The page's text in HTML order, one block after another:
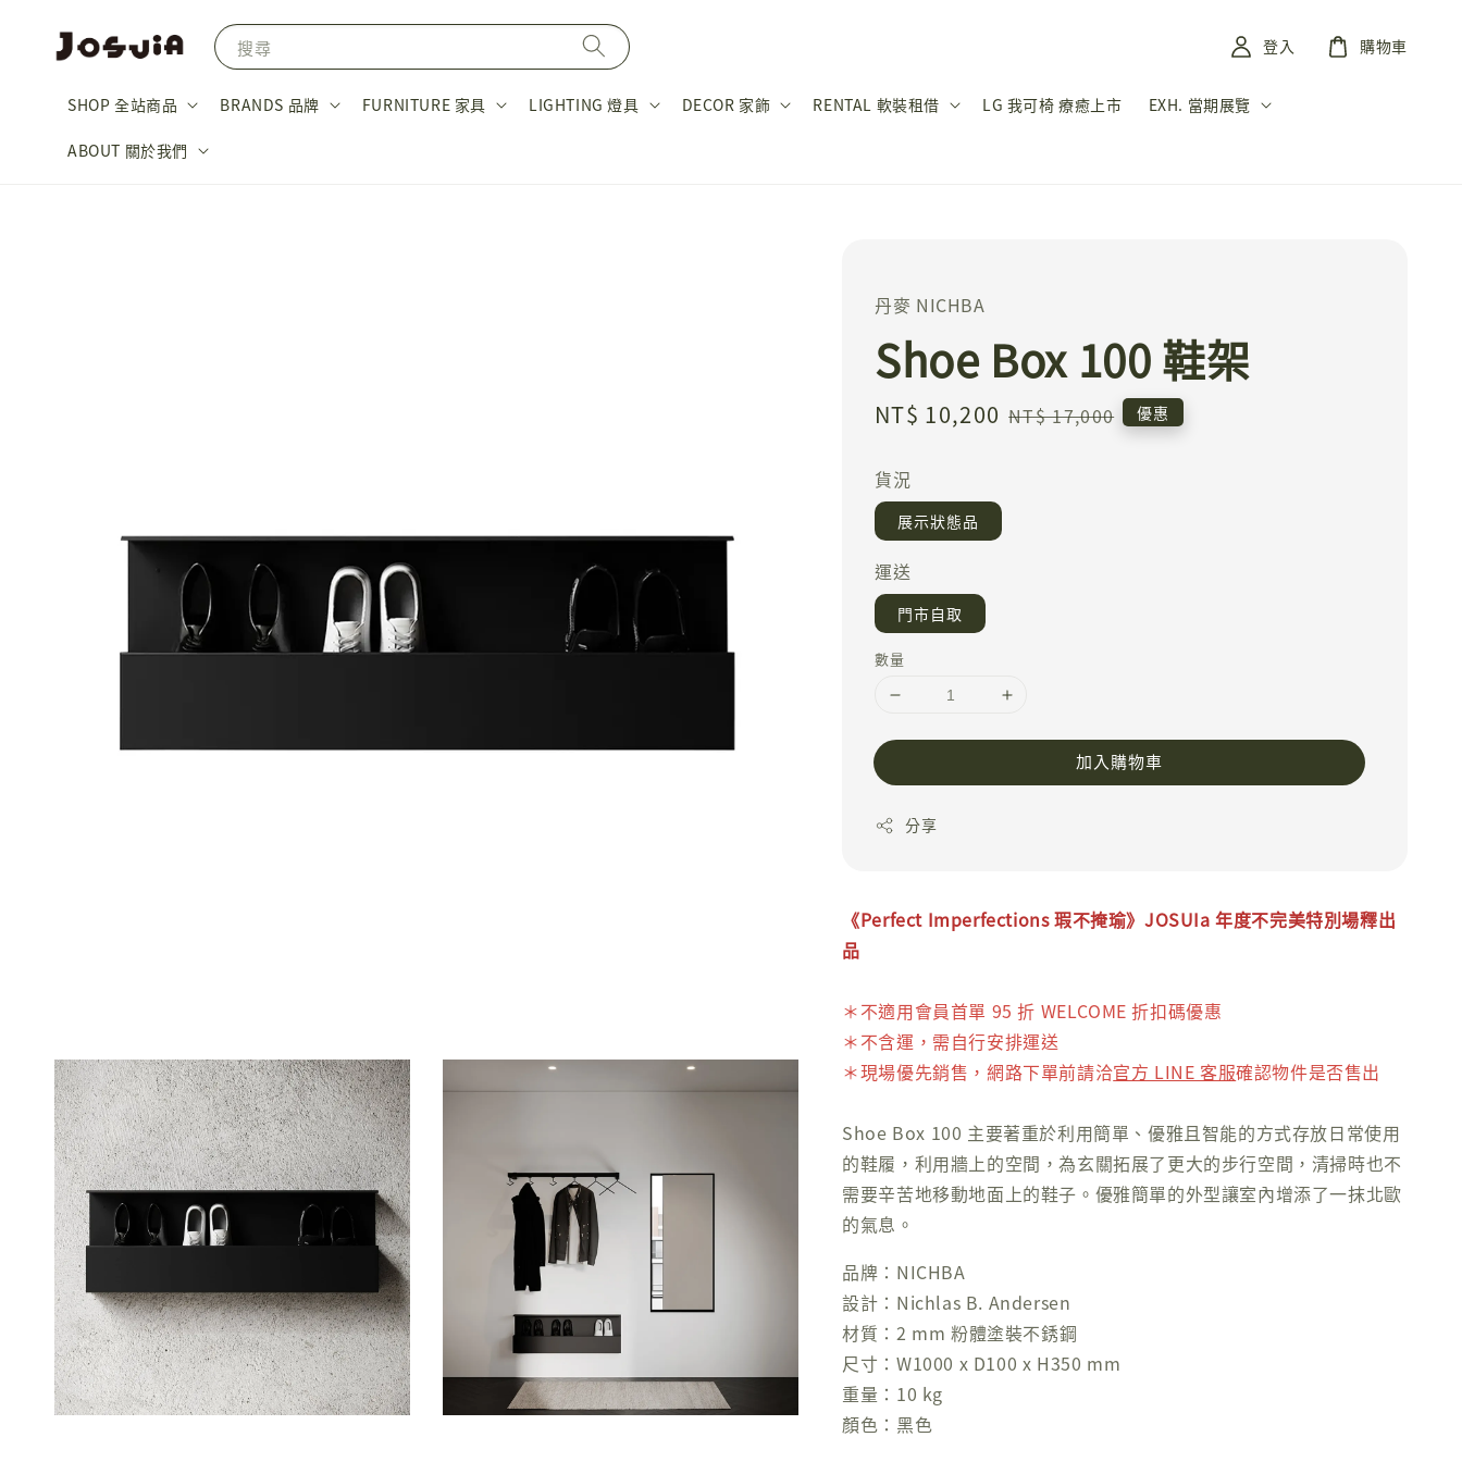
搜尋
SHOP 全站商品 BRANDS 品牌 FURNITURE 家具 LIGHTING 燈具 DECOR 家飾 RENTAL 軟裝租借 LG 我可椅 療癒上市 EXH. 當期展覽
ABOUT 關於我們
登入 購物車
丹麥 NICHBA
Shoe Box 100 鞋架
Sale
NT$ 10,200 Regular
NT$ 17,000 優惠
貨況
展示狀態品
運送
門市自取
數量
加入購物車
分享
《Perfect Imperfections瑕不掩瑜》JOSUIa 年度不完美特別場釋出
品
＊不適用會員首單 95 折 WELCOME 折扣碼優惠
＊不含運，需自行安排運送
＊現場優先銷售，網路下單前請洽官方 LINE 客服確認物件是否售出
Shoe Box 100 主要著重於利用簡單、優雅且智能的方式存放日常使用
的鞋履，利用牆上的空間，為玄關拓展了更大的步行空間，清掃時也不
需要辛苦地移動地面上的鞋子。優雅簡單的外型讓室內增添了一抹北歐
的氣息。
品牌：NICHBA
設計：Nichlas B. Andersen
材質：2 mm 粉體塗裝不銹鋼
尺寸：W1000 x D100 x H350 mm
重量：10 kg
顏色：黑色